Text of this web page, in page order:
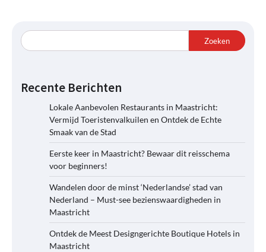
Zoeken
Recente Berichten
Lokale Aanbevolen Restaurants in Maastricht:
Vermijd Toeristenvalkuilen en Ontdek de Echte
Smaak van de Stad
Eerste keer in Maastricht? Bewaar dit reisschema
voor beginners!
Wandelen door de minst ‘Nederlandse’ stad van
Nederland – Must-see bezienswaardigheden in
Maastricht
Ontdek de Meest Designgerichte Boutique Hotels in
Maastricht